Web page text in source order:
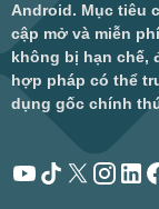
Android. Mục tiêu
cập mở và miễn
không bị hạn chế,
hợp pháp có thể
dụng gốc chính